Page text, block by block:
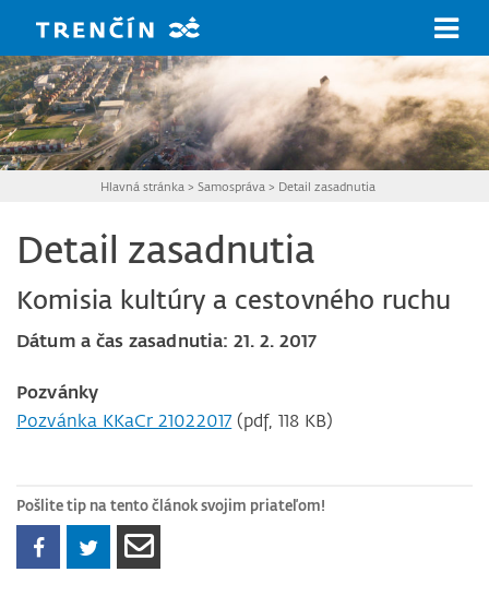
Hlavná stránka >Samospráva > Detail zasadnutia
Detail zasadnutia
Komisia kultúry a cestovného ruchu
Dátum a čas zasadnutia: 21. 2. 2017
Pozvánky
Pozvánka KKaCr 21022017 (pdf, 118 KB)
Pošlite tip na tento článok svojim priateľom!